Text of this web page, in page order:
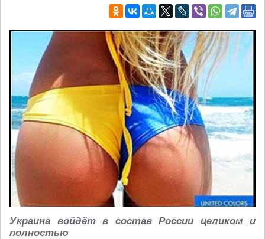
Украина войдёт в состав России целиком и
полностью